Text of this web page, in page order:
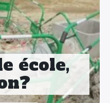
école,